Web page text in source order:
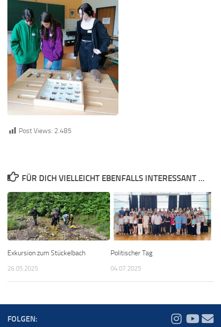
Post Views: 2.485
FÜR DICH VIELLEICHT EBENFALLS INTERESSANT …
Exkursion zum Stückelbach
26.05.2025
Politischer Tag
04.07.2025
FOLGEN: